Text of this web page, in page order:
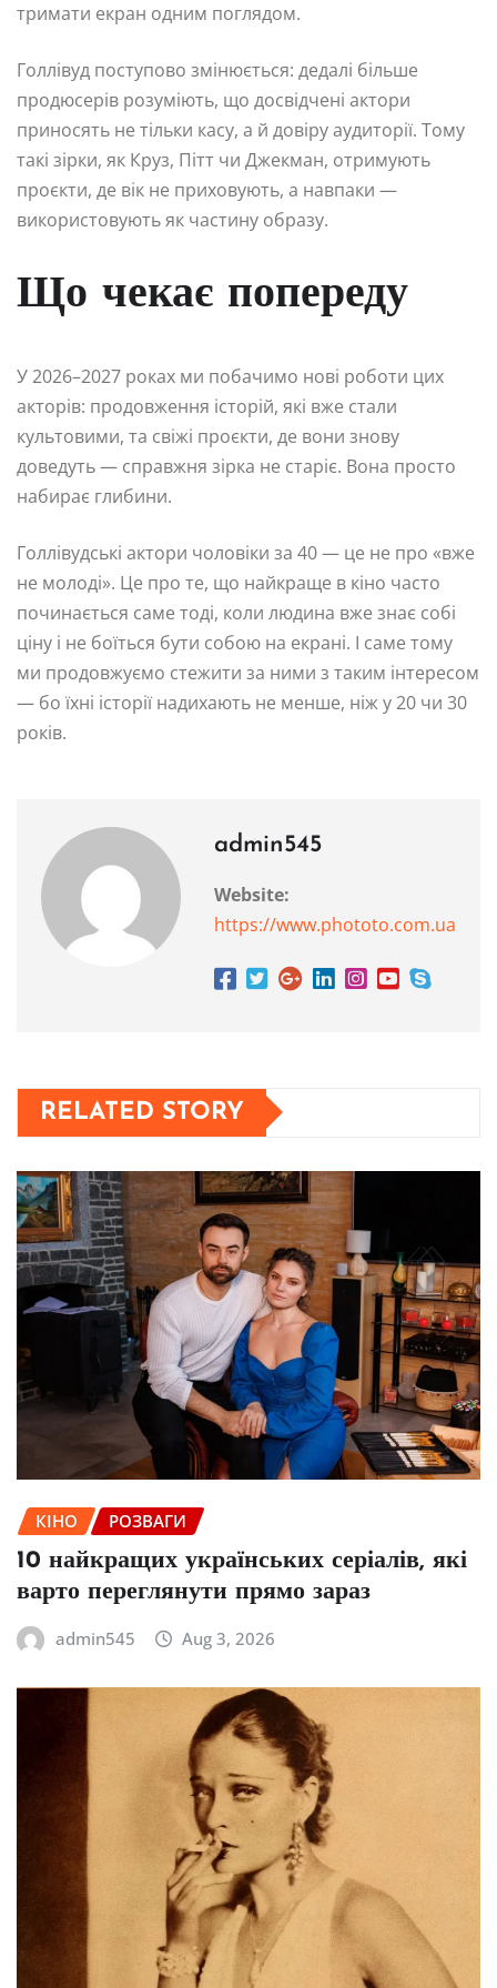
тримати екран одним поглядом.
Голлівуд поступово змінюється: дедалі більше
продюсерів розуміють, що досвідчені актори
приносять не тільки касу, а й довіру аудиторії. Тому
такі зірки, як Круз, Пітт чи Джекман, отримують
проєкти, де вік не приховують, а навпаки —
використовують як частину образу.
Що чекає попереду
У 2026–2027 роках ми побачимо нові роботи цих
акторів: продовження історій, які вже стали
культовими, та свіжі проєкти, де вони знову
доведуть — справжня зірка не старіє. Вона просто
набирає глибини.
Голлівудські актори чоловіки за 40 — це не про «вже
не молоді». Це про те, що найкраще в кіно часто
починається саме тоді, коли людина вже знає собі
ціну і не боїться бути собою на екрані. І саме тому
ми продовжуємо стежити за ними з таким інтересом
— бо їхні історії надихають не менше, ніж у 20 чи 30
років.
admin545
Website:
https://www.phototo.com.ua
RELATED STORY
КІНО РОЗВАГИ
10 найкращих українських серіалів, які
варто переглянути прямо зараз
admin545 Aug 3, 2026